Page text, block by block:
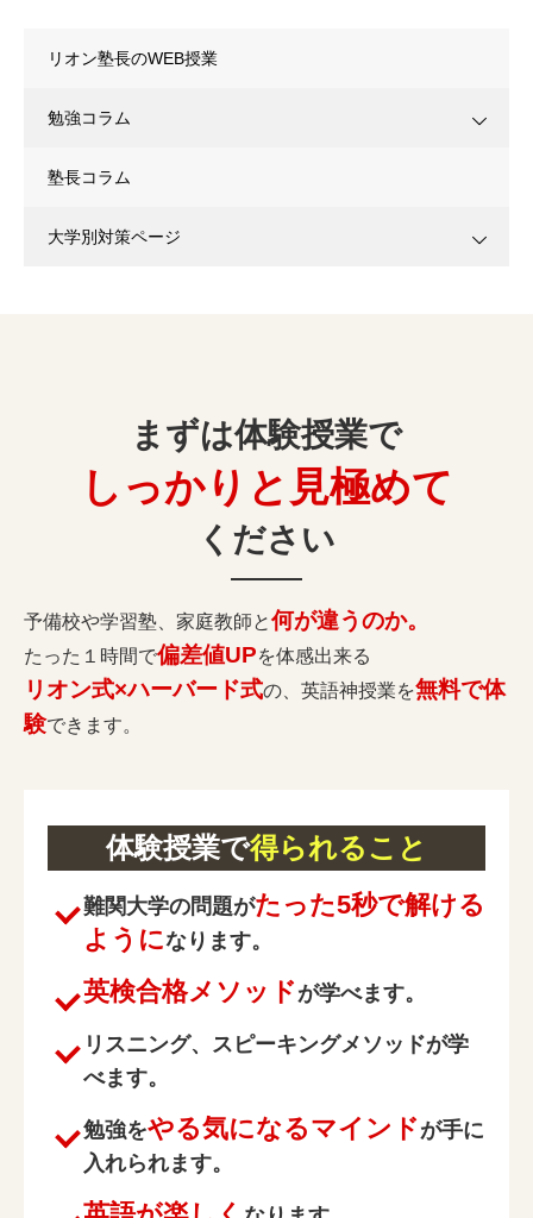
リオン塾長のWEB授業
勉強コラム
塾長コラム
大学別対策ページ
まずは体験授業で
しっかりと見極めて
ください
予備校や学習塾、家庭教師と何が違うのか。
たった１時間で偏差値UPを体感出来る
リオン式×ハーバード式の、英語神授業を無料で体
験できます。
体験授業で得られること
難関大学の問題がたった5秒で解ける
ようになります。
英検合格メソッドが学べます。
リスニング、スピーキングメソッドが学
べます。
勉強をやる気になるマインドが手に
入れられます。